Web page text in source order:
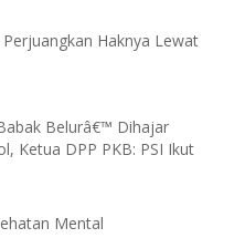
Haknya Lewat
Belurâ€™ Dihajar
Ketua DPP PKB: PSI Ikut
Mental